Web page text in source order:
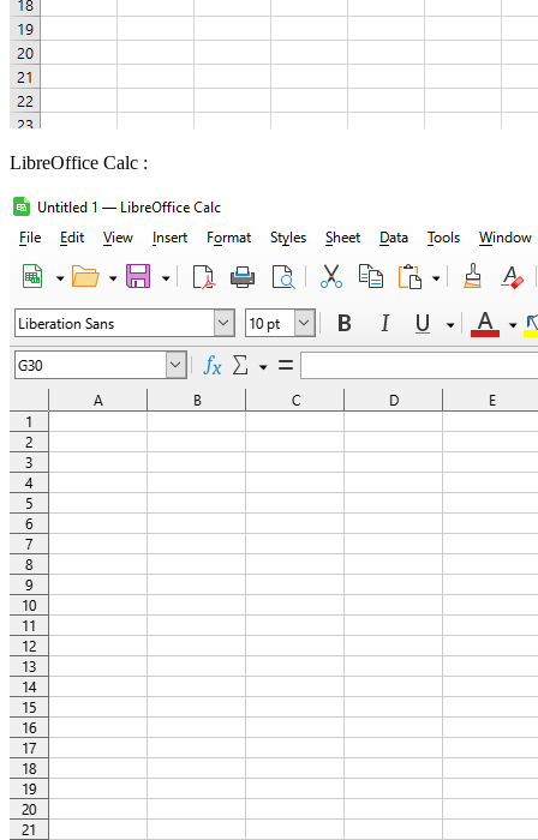
LibreOffice Calc :